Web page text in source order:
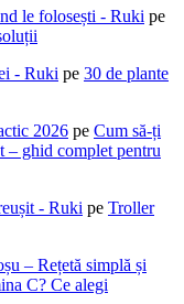
le folosești - Ruki pe
- Ruki pe 30 de plante
2026 pe Cum să-ți
– ghid complet pentru
- Ruki pe Troller
– Rețetă simplă și
C? Ce alegi